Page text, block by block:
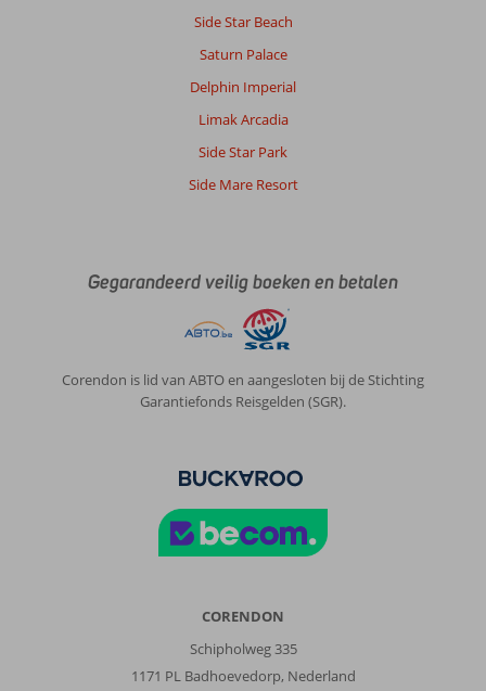
Side Star Beach
Saturn Palace
Delphin Imperial
Limak Arcadia
Side Star Park
Side Mare Resort
Gegarandeerd veilig boeken en betalen
Corendon is lid van ABTO en aangesloten bij de Stichting
Garantiefonds Reisgelden (SGR).
CORENDON
Schipholweg 335
1171 PL Badhoevedorp, Nederland